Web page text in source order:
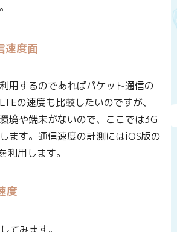
速度面
用するのであればパケット通信の
の速度も比較したいのですが、
境や端末がないので、ここでは3G
ます。通信速度の計測にはiOS版の
利用します。
度